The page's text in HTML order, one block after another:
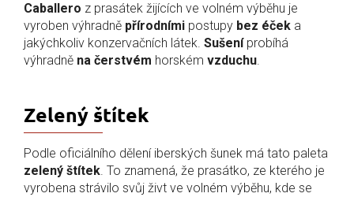
Caballero z prasátek žijících ve volném výběhu je
vyroben výhradně přírodními postupy bez éček a
jakýchkoliv konzervačních látek. Sušeníprobíhá
výhradně na čerstvém horském vzduchu.
Zelený štítek
Podle oficiálního dělení iberských šunek má tato paleta
zelený štítek. To znamená, že prasátko, ze kterého je
vyrobena strávilo svůj živt ve volném výběhu, kde se